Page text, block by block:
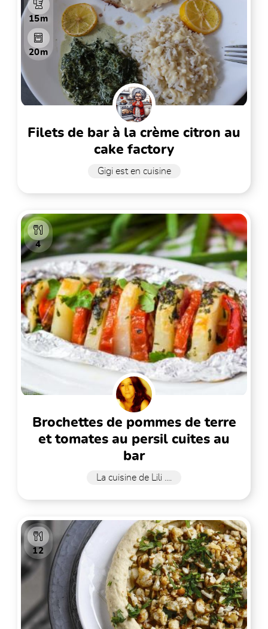
15m
20m
filets de bar à la crème citron au
cake factory
Gigi est en cuisine
4
brochettes de pommes de terre
et tomates au persil cuites au
bar
La cuisine de Lili ....
12